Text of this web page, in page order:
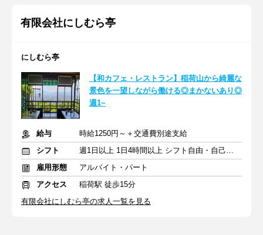
有限会社にしむら亭
にしむら亭
【和カフェ・レストラン】稲荷山から綺麗な
景色を一望しながら働ける◎まかないあり◎
週1~
給与
時給1250円～＋交通費別途支給
シフト
週1日以上 1日4時間以上 シフト自由・自己申告
雇用形態
アルバイト・パート
アクセス
稲荷駅 徒歩15分
有限会社にしむら亭の求人一覧を見る